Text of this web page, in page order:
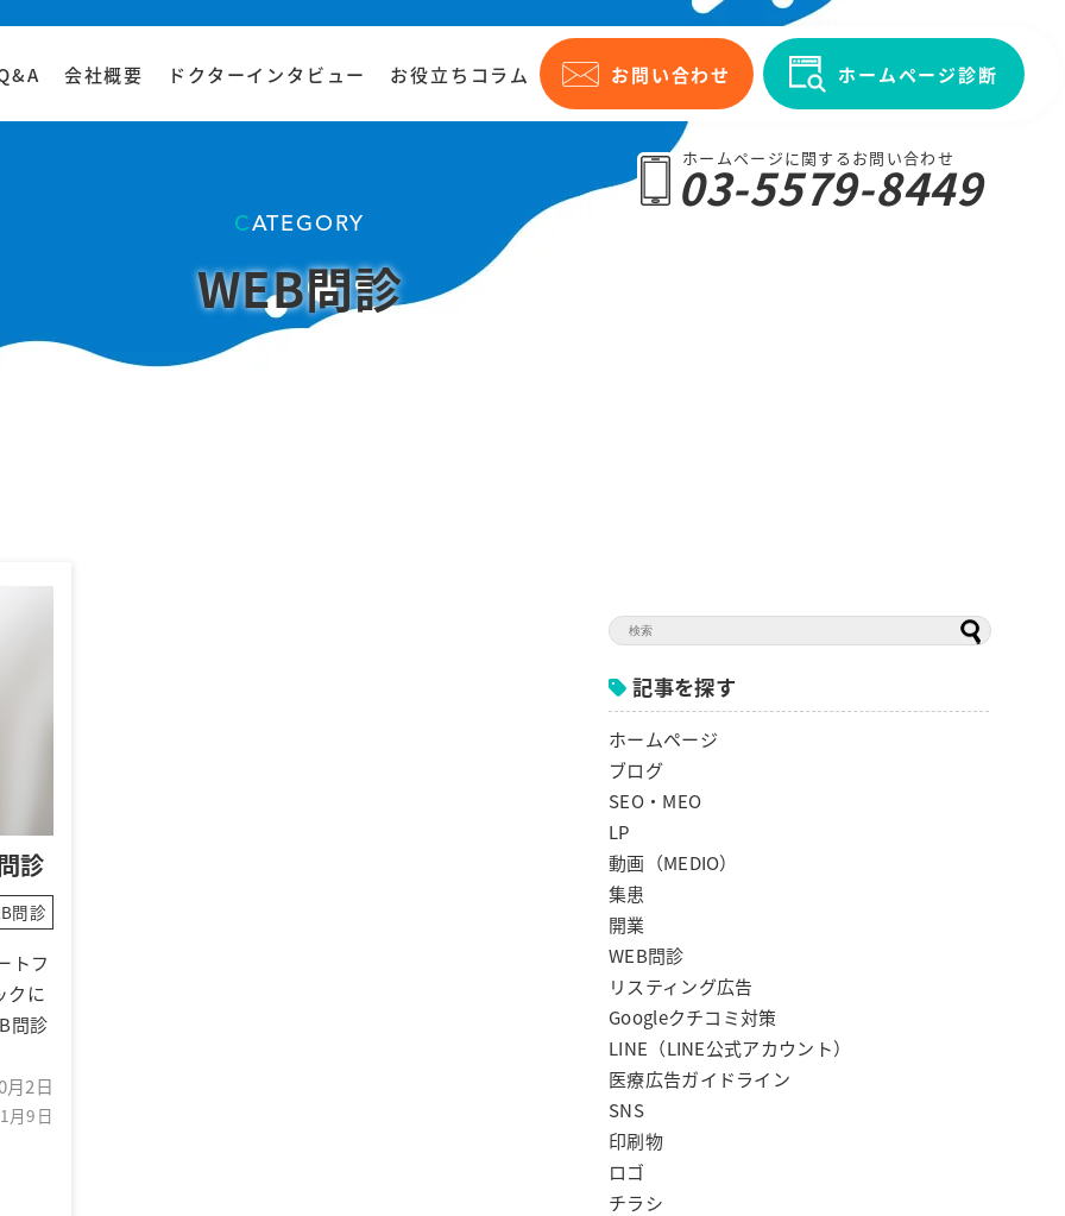
会社概要 ドクターインタビュー お役立ちコラム お問い合わせ ホームページ診断
ホームページに関するお問い合わせ
03-5579-8449
CATEGORY
WEB問診
診
問診
トフ
クに
問診
月2日
月9日
記事を探す
ホームページ
ブログ
SEO・MEO
LP
動画（MEDIO）
集患
開業
WEB問診
リスティング広告
Googleクチコミ対策
LINE（LINE公式アカウント）
医療広告ガイドライン
SNS
印刷物
ロゴ
チラシ